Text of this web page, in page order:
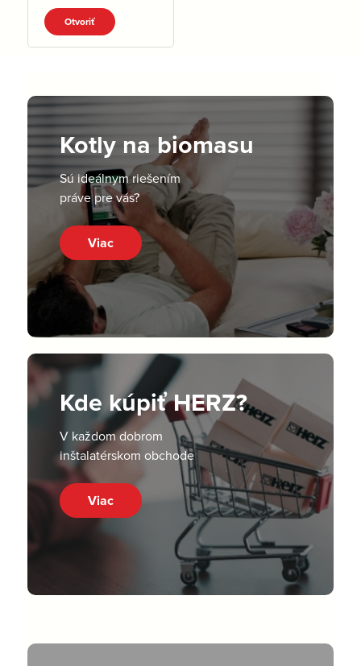
Otvoriť
Kotly na biomasu
Sú ideálnym riešením
práve pre vás?
Viac
Kde kúpiť HERZ?
V každom dobrom
inštalatérskom obchode
Viac